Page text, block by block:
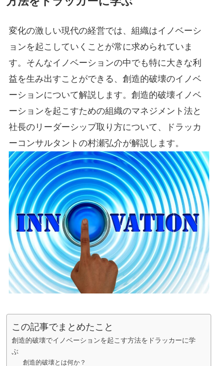
変化の激しい現代の経営では、組織はイノベーシ
ョンを起こしていくことが常に求められていま
す。そんなイノベーションの中でも特に大きな利
益を生み出すことができる、創造的破壊のイノベ
ーションについて解説します。創造的破壊イノベ
ーションを起こすための組織のマネジメント法と
社長のリーダーシップ取り方について、ドラッカ
ーコンサルタントの村瀬弘介が解説します。
この記事でまとめたこと
創造的破壊でイノベーションを起こす方法をドラッカーに学
ぶ
創造的破壊とは何か？